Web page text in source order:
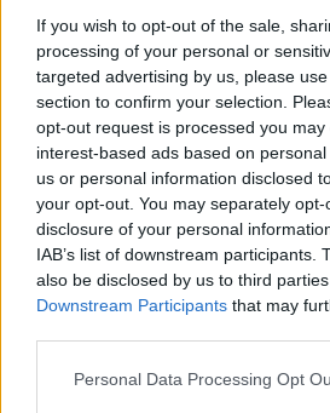
If you wish to opt-out of the sale,
processing of your personal or
targeted advertising by us, please
section to confirm your selection.
opt-out request is processed you may
interest-based ads based on
us or personal information disclosed
your opt-out. You may separately
disclosure of your personal
IAB’s list of downstream participants.
also be disclosed by us to third
Downstream Participants that may
Please note that this website/app
Personal Data Processing Opt
ΔΙΑΒΑΣΤΕ ΕΠΙΣΗΣ
Ελλάδα|25.09.2024 19:56
Ερμιόνη: «Έπαιζαν»,
του 17χρονου που
12χρονου με φαλτσέτα
Πώς συνέβησαν όλα
Σύμφωνα με το